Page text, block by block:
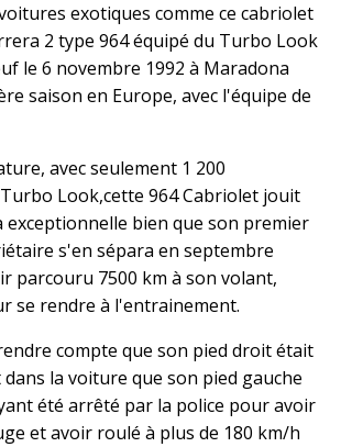
exotiques comme ce cabriolet
2 type 964 équipé du Turbo Look
le 6 novembre 1992 à Maradona
saison en Europe, avec l'équipe de
avec seulement 1 200
Look,cette 964 Cabriolet jouit
exceptionnelle bien que son premier
s'en sépara en septembre
parcouru 7500 km à son volant,
se rendre à l'entrainement.
compte que son pied droit était
la voiture que son pied gauche
été arrêté par la police pour avoir
et avoir roulé à plus de 180 km/h